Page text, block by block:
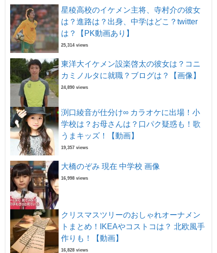
星稜高校のイケメン主将、寺村介の彼女
は？進路は？出身、中学はどこ？twitter
は？【PK動画あり】
25,314 views
東洋大イケメン設楽啓太の彼女は？コニ
カミノルタに就職？ブログは？【画像】
24,890 views
渕口綾音が仕分け∞ カラオケに出場！小
学校は？お母さんは？口パク疑惑も！歌
うまキッズ！【動画】
19,357 views
大橋のぞみ 現在 中学校 画像
16,998 views
クリスマスツリーのおしゃれオーナメン
トまとめ！IKEAやコストコは？ 北欧風手
作りも！【動画】
16,828 views